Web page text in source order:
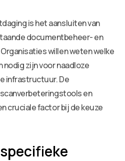
is het aansluiten van
documentbeheer- en
willen weten welke
zijn voor naadloze
infrastructuur. De
en
cruciale factor bij de keuze